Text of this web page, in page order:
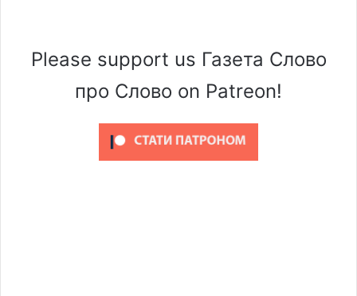
Please support us Газета Слово
про Слово on Patreon!